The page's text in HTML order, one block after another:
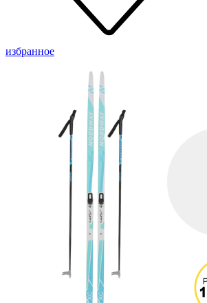
избранное